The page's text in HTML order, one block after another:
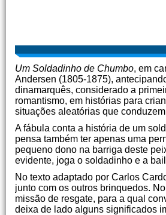
Um Soldadinho de Chumbo, em
Andersen (1805-1875),
dinamarquês, considerado a
romantismo, em histórias para
situações aleatórias que
A fábula conta a história de um
pensa também ter apenas uma
pequeno dono na barriga deste
evidente, joga o soldadinho e a
No texto adaptado por Carlos
junto com os outros brinquedos.
missão de resgate, para a qual
deixa de lado alguns significados